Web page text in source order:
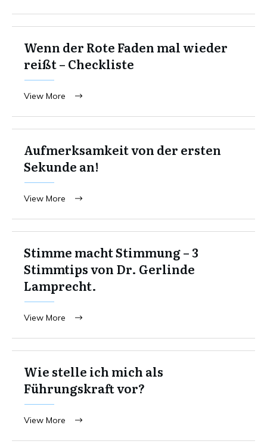
Wenn der Rote Faden mal wieder
reißt – Checkliste
View More
Aufmerksamkeit von der ersten
Sekunde an!
View More
Stimme macht Stimmung – 3
Stimmtips von Dr. Gerlinde
Lamprecht.
View More
Wie stelle ich mich als
Führungskraft vor?
View More